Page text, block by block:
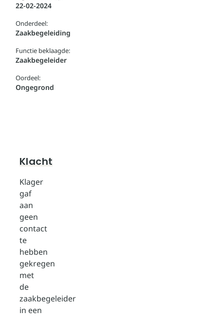
22-02-2024
Onderdeel:
Zaakbegeleiding
Functie beklaagde:
Zaakbegeleider
Oordeel:
Ongegrond
Klacht
Klager
gaf
aan
geen
contact
te
hebben
gekregen
met
de
zaakbegeleider
in een